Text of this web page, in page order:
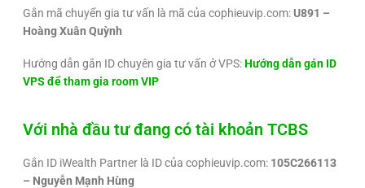
Gắn mã chuyển gia tư vấn là mã của cophieuvip.com:U891 –
Hoàng Xuân Quỳnh
Hướng dẫn gắn ID chuyên gia tư vấn ở VPS:Hướng dẫn gán ID
VPS để tham gia room VIP
Với nhà đầu tư đang có tài khoản TCBS
Gắn ID iWealth Partner là ID của cophieuvip.com: 105C266113
– Nguyễn Mạnh Hùng